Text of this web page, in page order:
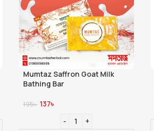
Mumtaz Saffron Goat Milk
Bathing Bar
195৳ 137৳